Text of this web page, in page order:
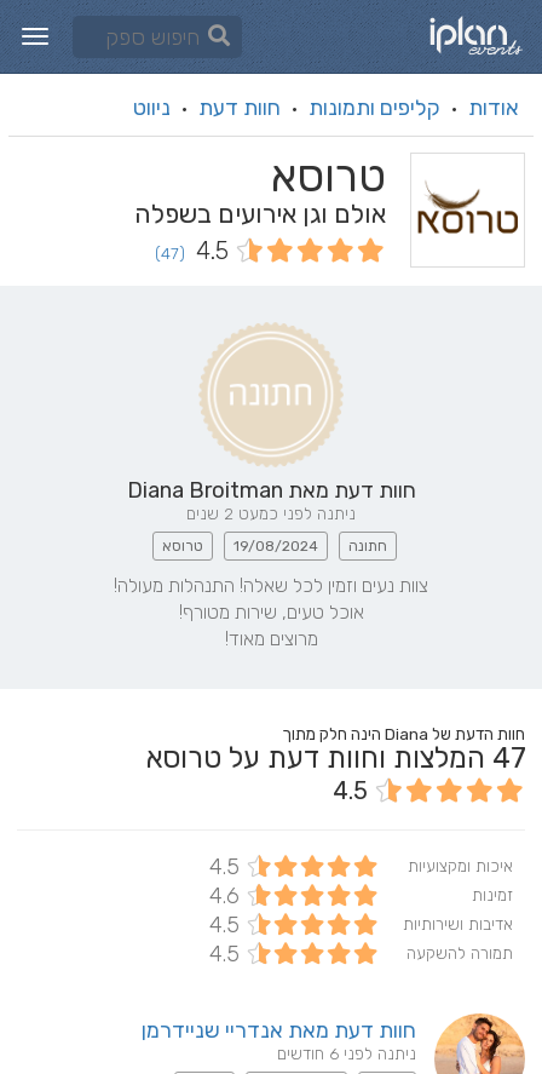
אודות · קליפים ותמונות · חוות דעת · ניווט
טרוסא
אולם וגן אירועים בשפלה
4.5
(47)
חוות דעת מאת Diana Broitman
ניתנה לפני כמעט 2 שנים
חתונה 19/08/2024 טרוסא
מרוצים מאוד!
חוות הדעת של Diana הינה חלק מתוך
47 המלצות וחוות דעת על טרוסא
4.5
איכות ומקצועיות 4.5
זמינות 4.6
אדיבות ושירותיות 4.5
תמורה להשקעה 4.5
חוות דעת מאת אנדריי שניידרמן
ניתנה לפני 6 חודשים